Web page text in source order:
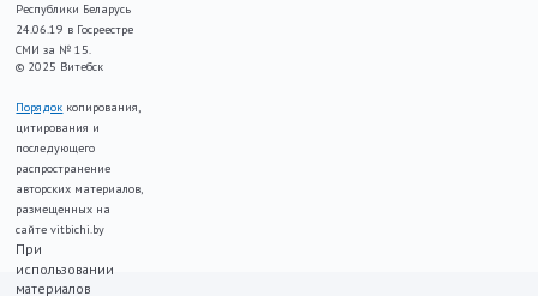
Республики Беларусь
24.06.19 в Госреестре
СМИ за № 15.
© 2025 Витебск
Порядок копирования,
цитирования и
последующего
распространение
авторских материалов,
размещенных на
сайте vitbichi.by
При
использовании
материалов